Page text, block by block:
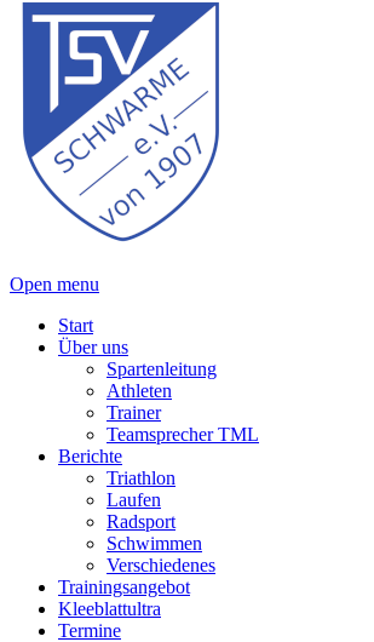
Open menu
Start
Über uns
Spartenleitung
Athleten
Trainer
Teamsprecher TML
Berichte
Triathlon
Laufen
Radsport
Schwimmen
Verschiedenes
Trainingsangebot
Kleeblattultra
Termine